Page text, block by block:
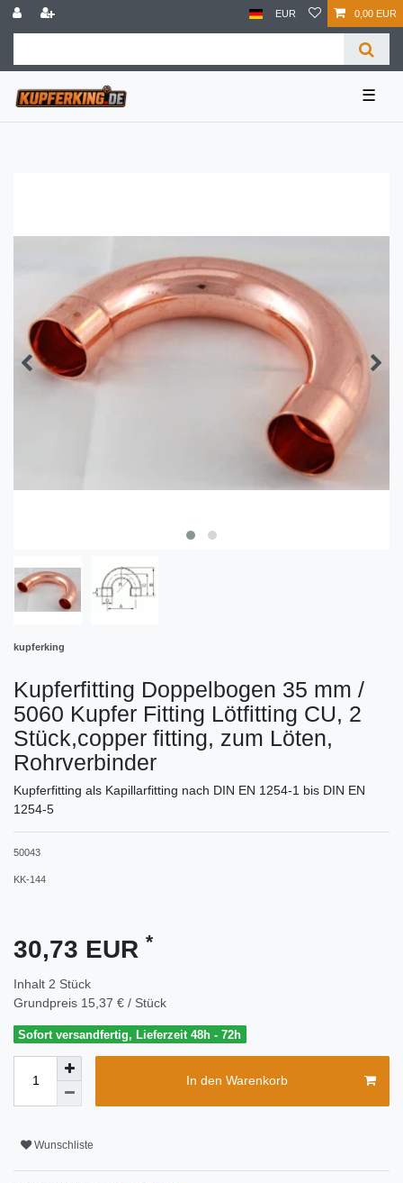
EUR 0,00 EUR
☰
kupferking
Kupferfitting Doppelbogen 35 mm /
5060 Kupfer Fitting Lötfitting CU, 2
Stück,copper fitting, zum Löten,
Rohrverbinder
Kupferfitting als Kapillarfitting nach DIN EN 1254-1 bis DIN EN
1254-5
50043
KK-144
30,73 EUR *
Inhalt 2 Stück
Grundpreis 15,37 € / Stück
Sofort versandfertig, Lieferzeit 48h - 72h
In den Warenkorb
Wunschliste